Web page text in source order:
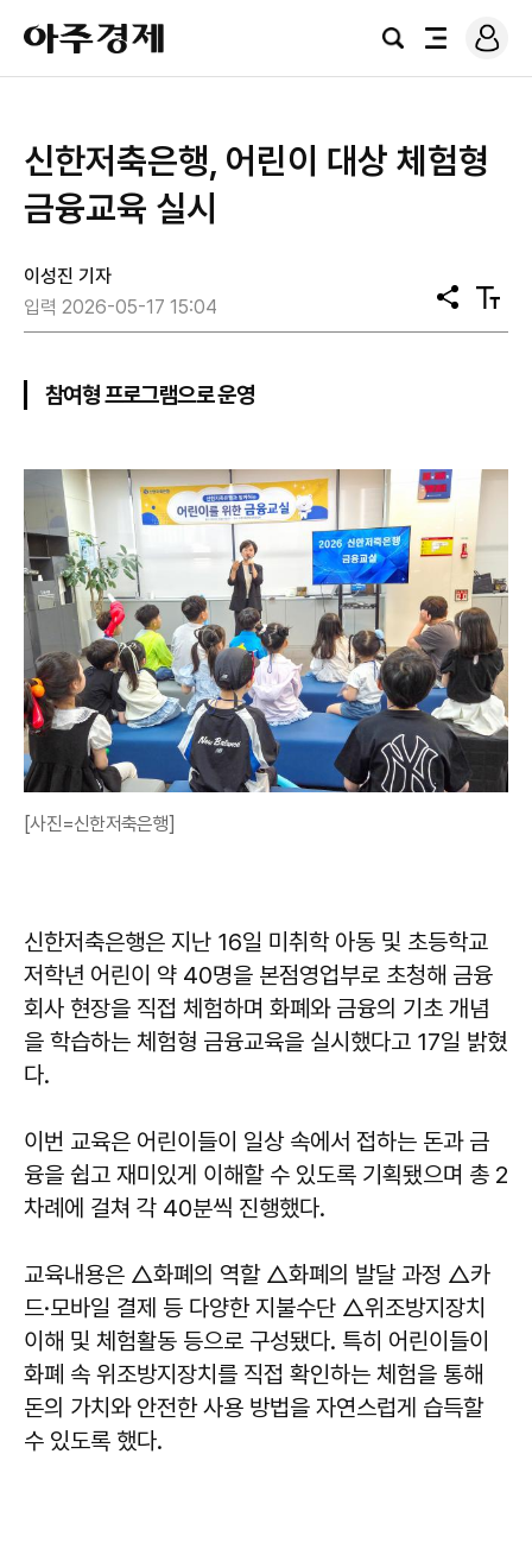
아
주
경
검
전
로
그
신한저축은행, 어린이 대상 체험형
금융교육 실시
이성진 기자
입력 2026-05-17 15:04
공
유
텍
스
참여형 프로그램으로 운영
[사진=신한저축은행]
신한저축은행은 지난 16일 미취학 아동 및 초등학교
저학년 어린이 약 40명을 본점영업부로 초청해 금융
회사 현장을 직접 체험하며 화폐와 금융의 기초 개념
을 학습하는 체험형 금융교육을 실시했다고 17일 밝혔
다.
이번 교육은 어린이들이 일상 속에서 접하는 돈과 금
융을 쉽고 재미있게 이해할 수 있도록 기획됐으며 총 2
차례에 걸쳐 각 40분씩 진행했다.
교육내용은 △화폐의 역할 △화폐의 발달 과정 △카
드·모바일 결제 등 다양한 지불수단 △위조방지장치
이해 및 체험활동 등으로 구성됐다. 특히 어린이들이
화폐 속 위조방지장치를 직접 확인하는 체험을 통해
돈의 가치와 안전한 사용 방법을 자연스럽게 습득할
수 있도록 했다.